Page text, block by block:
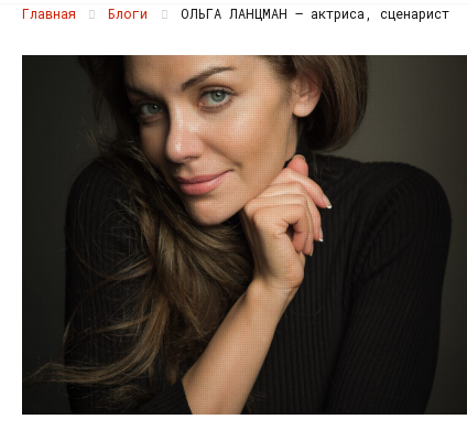
Главная Блоги ОЛЬГА ЛАНЦМАН – актриса, сценарист